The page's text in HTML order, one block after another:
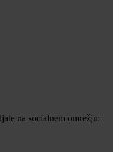
na socialnem omrežju: